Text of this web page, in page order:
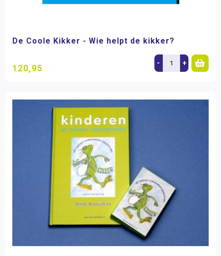
De Coole Kikker - Wie helpt de kikker?
120,95 - +